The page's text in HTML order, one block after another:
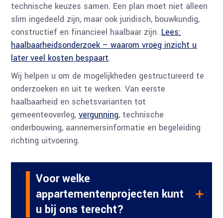
technische keuzes samen. Een plan moet niet alleen
slim ingedeeld zijn, maar ook juridisch, bouwkundig,
constructief en financieel haalbaar zijn. Lees:
haalbaarheidsonderzoek – waarom vroeg inzicht u
later veel kosten bespaart.
Wij helpen u om de mogelijkheden gestructureerd te
onderzoeken en uit te werken. Van eerste
haalbaarheid en schetsvarianten tot
gemeenteoverleg,vergunning, technische
onderbouwing, aannemersinformatie en begeleiding
richting uitvoering.
Voor welke
appartementenprojecten kunt
u bij ons terecht?